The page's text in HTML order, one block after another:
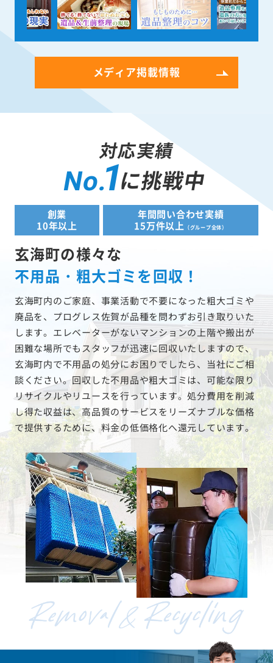
メディア掲載情報
対応実績
No.1に挑戦中
創業
10年以上
年間問い合わせ実績
15万件以上
（グループ全体）
玄海町の様々な
不用品・粗大ゴミを回収！
玄海町内のご家庭、事業活動で不要になった粗大ゴミや
廃品を、プログレス佐賀が品種を問わずお引き取りいた
します。エレベーターがないマンションの上階や搬出が
困難な場所でもスタッフが迅速に回収いたしますので、
玄海町内で不用品の処分にお困りでしたら、当社にご相
談ください。回収した不用品や粗大ゴミは、可能な限り
リサイクルやリユースを行っています。処分費用を削減
し得た収益は、高品質のサービスをリーズナブルな価格
で提供するために、料金の低価格化へ還元しています。